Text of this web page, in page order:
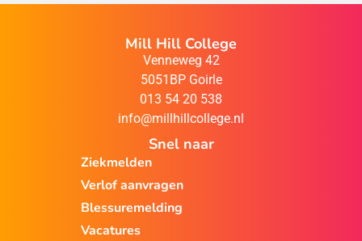
Mill Hill College
Venneweg 42
5051BP Goirle
013 54 20 538
info@millhillcollege.nl
Snel naar
Ziekmelden
Verlof aanvragen
Blessuremelding
Vacatures